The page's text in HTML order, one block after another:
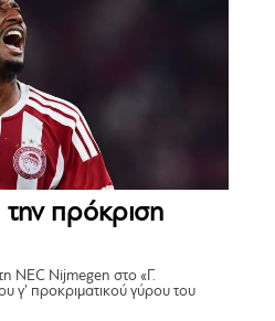
την πρόκριση
NEC Nijmegen στο «Γ.
γ’ προκριματικού γύρου του